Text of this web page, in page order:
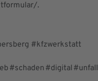
.
#kfzwerkstatt
#schaden #digital